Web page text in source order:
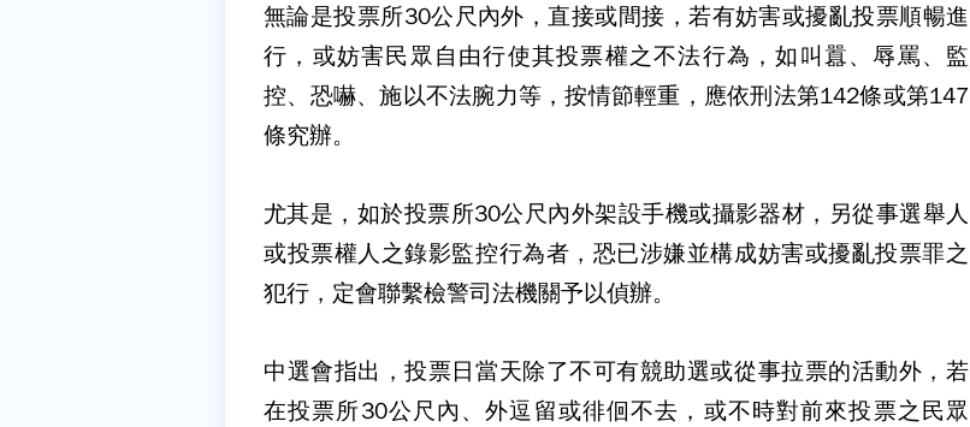
無論是投票所30公尺內外，直接或間接，若有妨害或擾亂投票順暢進
行，或妨害民眾自由行使其投票權之不法行為，如叫囂、辱罵、監
控、恐嚇、施以不法腕力等，按情節輕重，應依刑法第142條或第147
條究辦。
尤其是，如於投票所30公尺內外架設手機或攝影器材，另從事選舉人
或投票權人之錄影監控行為者，恐已涉嫌並構成妨害或擾亂投票罪之
犯行，定會聯繫檢警司法機關予以偵辦。
中選會指出，投票日當天除了不可有競助選或從事拉票的活動外，若
在投票所30公尺內、外逗留或徘佪不去，或不時對前來投票之民眾